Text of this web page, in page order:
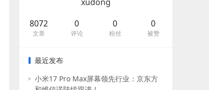
8072
文章
0
评论
0
粉丝
0
被赞
最近发布
小米17 Pro Max屏幕领先行业：京东方